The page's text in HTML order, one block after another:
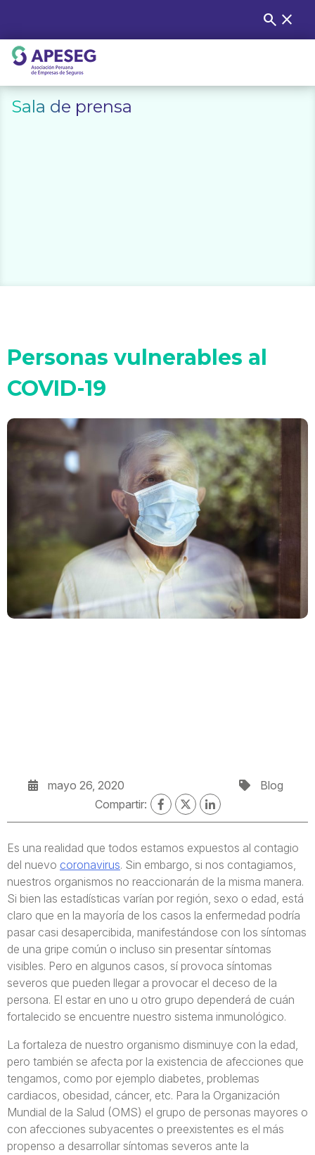
content
Buscar:
search close
APESEG
Sala de prensa
Personas vulnerables al
COVID-19
mayo 26, 2020
Blog
Compartir:
Es una realidad que todos estamos expuestos al contagio
del nuevo coronavirus. Sin embargo, si nos contagiamos,
nuestros organismos no reaccionarán de la misma manera.
Si bien las estadísticas varían por región, sexo o edad, está
claro que en la mayoría de los casos la enfermedad podría
pasar casi desapercibida, manifestándose con los síntomas
de una gripe común o incluso sin presentar síntomas
visibles. Pero en algunos casos, sí provoca síntomas
severos que pueden llegar a provocar el deceso de la
persona. El estar en uno u otro grupo dependerá de cuán
fortalecido se encuentre nuestro sistema inmunológico.
La fortaleza de nuestro organismo disminuye con la edad,
pero también se afecta por la existencia de afecciones que
tengamos, como por ejemplo diabetes, problemas
cardiacos, obesidad, cáncer, etc. Para la Organización
Mundial de la Salud (OMS) el grupo de personas mayores o
con afecciones subyacentes o preexistentes es el más
propenso a desarrollar síntomas severos ante la